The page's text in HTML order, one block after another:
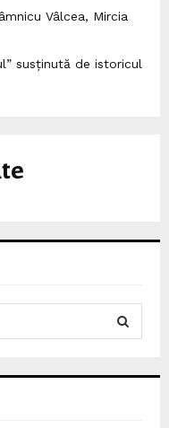
Vâlcea, Mircia
susținută de istoricul